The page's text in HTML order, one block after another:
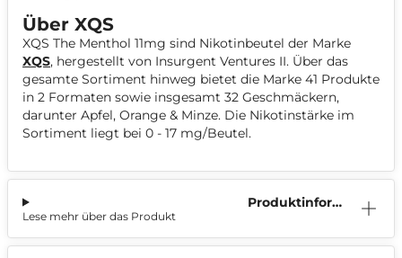
Über XQS
XQS The Menthol 11mg sind Nikotinbeutel der Marke
XQS, hergestellt von Insurgent Ventures II. Über das
gesamte Sortiment hinweg bietet die Marke 41 Produkte
in 2 Formaten sowie insgesamt 32 Geschmäckern,
darunter Apfel, Orange & Minze. Die Nikotinstärke im
Sortiment liegt bei 0 - 17 mg/Beutel.
Produktinform
Lese mehr über das Produkt